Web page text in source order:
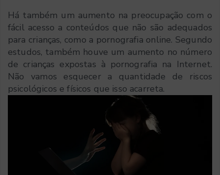
Há também um aumento na preocupação com o
fácil acesso a conteúdos que não são adequados
para crianças, como a pornografia online. Segundo
estudos, também houve um aumento no número
de crianças expostas à pornografia na Internet.
Não vamos esquecer a quantidade de riscos
psicológicos e físicos que isso acarreta.